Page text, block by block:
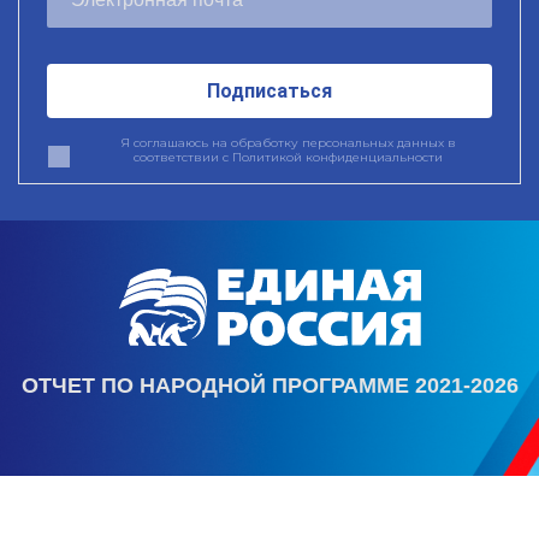
Подписаться
Я соглашаюсь на обработку персональных данных в
соответствии с Политикой конфиденциальности
ОТЧЕТ ПО НАРОДНОЙ ПРОГРАММЕ 2021-2026